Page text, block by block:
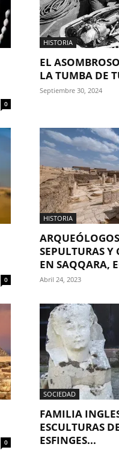
0
HISTORIA
EL
LA TUMBA DE
Septiembre 30, 2024
0
HISTORIA
SEPULTURAS
EN SAQQARA,
Abril 24, 2023
0
SOCIEDAD
FAMILIA
ESCULTURAS
ESFINGES...